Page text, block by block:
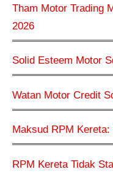
Tham Motor Trading
2026
Solid Esteem Motor
Watan Motor Credit
Maksud RPM
RPM Kereta Tidak